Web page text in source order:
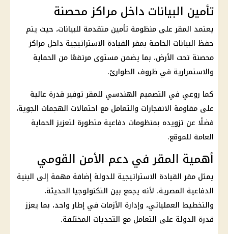
تأمين البيانات داخل مراكز محصنة
يعتمد المقر على منظومة تأمين متقدمة للبيانات، حيث يتم
حفظ البيانات الخاصة بمقر القيادة الاستراتيجية داخل مراكز
محصنة تحت الأرض، بما يضمن مستوى مرتفعًا من الحماية
والاستمرارية في ظروف الطوارئ.
كما روعي في التصميم الهندسي للمقر توفير قدرة عالية
على مقاومة الانفجارات والتعامل مع احتمالات الهجمات الجوية،
فضلًا عن تزويده بمنظومات دفاعية متطورة لتعزيز الحماية
العامة للموقع.
أهمية المقر في دعم الأمن القومي
يمثل مقر القيادة الاستراتيجية للدولة إضافة مهمة إلى البنية
الدفاعية المصرية، لأنه يجمع بين التكنولوجيا الحديثة،
والتخطيط العملياتي، وإدارة الأزمات في إطار واحد، بما يعزز
قدرة الدولة على التعامل مع التحديات المختلفة.